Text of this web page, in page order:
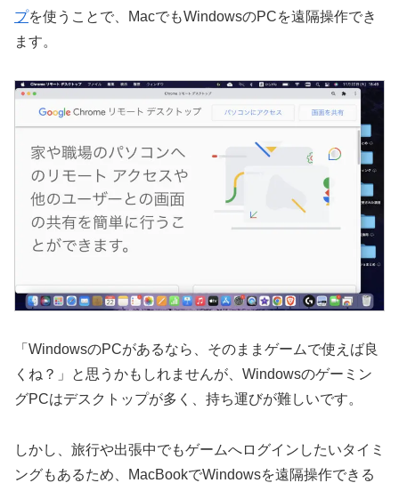
プを使うことで、MacでもWindowsのPCを遠隔操作でき
ます。
「WindowsのPCがあるなら、そのままゲームで使えば良
くね？」と思うかもしれませんが、Windowsのゲーミン
グPCはデスクトップが多く、持ち運びが難しいです。
しかし、旅行や出張中でもゲームへログインしたいタイミ
ングもあるため、MacBookでWindowsを遠隔操作できる